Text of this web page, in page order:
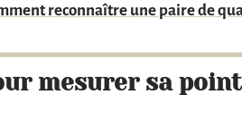
reconnaître une paire de
mesurer sa